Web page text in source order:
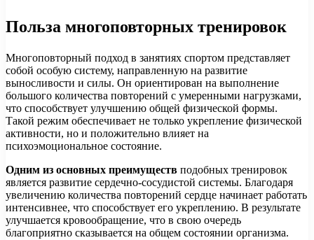
Польза многоповторных тренировок
Многоповторный подход в занятиях спортом представляет
собой особую систему, направленную на развитие
выносливости и силы. Он ориентирован на выполнение
большого количества повторений с умеренными нагрузками,
что способствует улучшению общей физической формы.
Такой режим обеспечивает не только укрепление физической
активности, но и положительно влияет на
психоэмоциональное состояние.
Одним из основных преимуществ подобных тренировок
является развитие сердечно-сосудистой системы. Благодаря
увеличению количества повторений сердце начинает работать
интенсивнее, что способствует его укреплению. В результате
улучшается кровообращение, что в свою очередь
благоприятно сказывается на общем состоянии организма.